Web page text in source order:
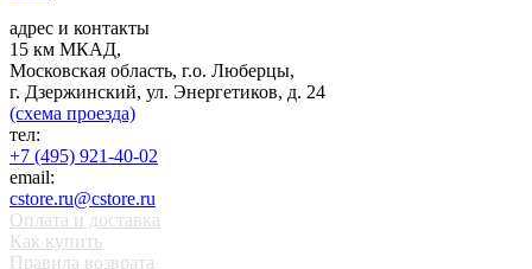
адрес и контакты
15 км МКАД,
Московская область, г.о. Люберцы,
г. Дзержинский, ул. Энергетиков, д. 24
(схема проезда)
тел:
+7 (495) 921-40-02
email:
cstore.ru@cstore.ru
Оплата и доставка
Как купить
Правила возврата